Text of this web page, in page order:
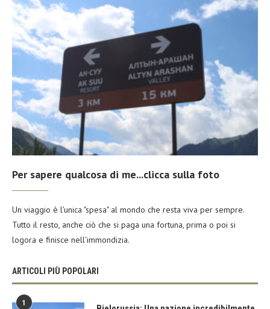
Per sapere qualcosa di me...clicca sulla foto
Un viaggio è l'unica "spesa" al mondo che resta viva per sempre.
Tutto il resto, anche ciò che si paga una fortuna, prima o poi si
logora e finisce nell'immondizia.
ARTICOLI PIÙ POPOLARI
1